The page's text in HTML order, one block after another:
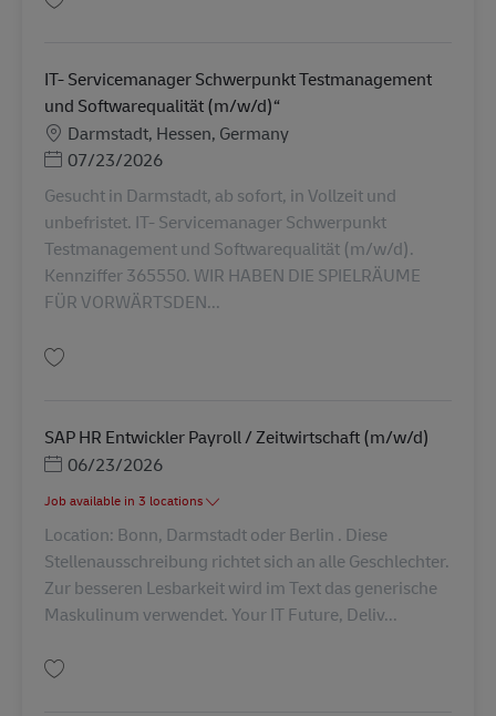
IT- Servicemanager Schwerpunkt Testmanagement
und Softwarequalität (m/w/d)“
Locație
Darmstadt, Hessen, Germany
Posted Date
07/23/2026
Gesucht in Darmstadt, ab sofort, in Vollzeit und
unbefristet. IT- Servicemanager Schwerpunkt
Testmanagement und Softwarequalität (m/w/d).
Kennziffer 365550. WIR HABEN DIE SPIELRÄUME
FÜR VORWÄRTSDEN...
SAP HR Entwickler Payroll / Zeitwirtschaft (m/w/d)
Posted Date
06/23/2026
Job available in 3 locations
Location: Bonn, Darmstadt oder Berlin . Diese
Stellenausschreibung richtet sich an alle Geschlechter.
Zur besseren Lesbarkeit wird im Text das generische
Maskulinum verwendet. Your IT Future, Deliv...